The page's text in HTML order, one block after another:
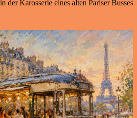
der Karosserie eines alten Pariser Busses